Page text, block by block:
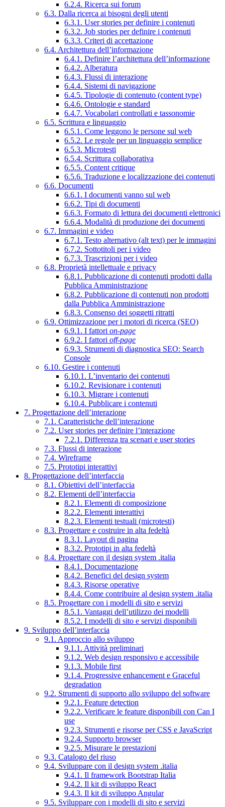
6.2.4. Ricerca sui forum
6.3. Dalla ricerca ai bisogni degli utenti
6.3.1. User stories per definire i contenuti
6.3.2. Job stories per definire i contenuti
6.3.3. Criteri di accettazione
6.4. Architettura dell’informazione
6.4.1. Definire l’architettura dell’informazione
6.4.2. Alberatura
6.4.3. Flussi di interazione
6.4.4. Sistemi di navigazione
6.4.5. Tipologie di contenuto (content type)
6.4.6. Ontologie e standard
6.4.7. Vocabolari controllati e tassonomie
6.5. Scrittura e linguaggio
6.5.1. Come leggono le persone sul web
6.5.2. Le regole per un linguaggio semplice
6.5.3. Microtesti
6.5.4. Scrittura collaborativa
6.5.5. Content critique
6.5.6. Traduzione e localizzazione dei contenuti
6.6. Documenti
6.6.1. I documenti vanno sul web
6.6.2. Tipi di documenti
6.6.3. Formato di lettura dei documenti elettronici
6.6.4. Modalità di produzione dei documenti
6.7. Immagini e video
6.7.1. Testo alternativo (alt text) per le immagini
6.7.2. Sottotitoli per i video
6.7.3. Trascrizioni per i video
6.8. Proprietà intellettuale e privacy
6.8.1. Pubblicazione di contenuti prodotti dalla
Pubblica Amministrazione
6.8.2. Pubblicazione di contenuti non prodotti
dalla Pubblica Amministrazione
6.8.3. Consenso dei soggetti ritratti
6.9. Ottimizzazione per i motori di ricerca (SEO)
6.9.1. I fattori on-page
6.9.2. I fattori off-page
6.9.3. Strumenti di diagnostica SEO: Search
Console
6.10. Gestire i contenuti
6.10.1. L’inventario dei contenuti
6.10.2. Revisionare i contenuti
6.10.3. Migrare i contenuti
6.10.4. Pubblicare i contenuti
7. Progettazione dell’interazione
7.1. Caratteristiche dell’interazione
7.2. User stories per definire l’interazione
7.2.1. Differenza tra scenari e user stories
7.3. Flussi di interazione
7.4. Wireframe
7.5. Prototipi interattivi
8. Progettazione dell’interfaccia
8.1. Obiettivi dell’interfaccia
8.2. Elementi dell’interfaccia
8.2.1. Elementi di composizione
8.2.2. Elementi interattivi
8.2.3. Elementi testuali (microtesti)
8.3. Progettare e costruire in alta fedeltà
8.3.1. Layout di pagina
8.3.2. Prototipi in alta fedeltà
8.4. Progettare con il design system .italia
8.4.1. Documentazione
8.4.2. Benefici del design system
8.4.3. Risorse operative
8.4.4. Come contribuire al design system .italia
8.5. Progettare con i modelli di sito e servizi
8.5.1. Vantaggi dell’utilizzo dei modelli
8.5.2. I modelli di sito e servizi disponibili
9. Sviluppo dell’interfaccia
9.1. Approccio allo sviluppo
9.1.1. Attività preliminari
9.1.2. Web design responsivo e accessibile
9.1.3. Mobile first
9.1.4. Progressive enhancement e Graceful
degradation
9.2. Strumenti di supporto allo sviluppo del software
9.2.1. Feature detection
9.2.2. Verificare le feature disponibili con Can I
use
9.2.3. Strumenti e risorse per CSS e JavaScript
9.2.4. Supporto browser
9.2.5. Misurare le prestazioni
9.3. Catalogo del riuso
9.4. Sviluppare con il design system .italia
9.4.1. Il framework Bootstrap Italia
9.4.2. Il kit di sviluppo React
9.4.3. Il kit di sviluppo Angular
9.5. Sviluppare con i modelli di sito e servizi